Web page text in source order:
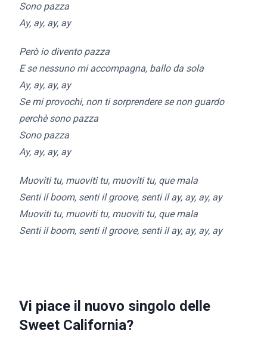
Sono pazza
Ay, ay, ay, ay
Però io divento pazza
E se nessuno mi accompagna, ballo da sola
Ay, ay, ay, ay
Se mi provochi, non ti sorprendere se non guardo
perchè sono pazza
Sono pazza
Ay, ay, ay, ay
Muoviti tu, muoviti tu, muoviti tu, que mala
Senti il boom, senti il groove, senti il ay, ay, ay, ay
Muoviti tu, muoviti tu, muoviti tu, que mala
Senti il boom, senti il groove, senti il ay, ay, ay, ay
Vi piace il nuovo singolo delle
Sweet California?